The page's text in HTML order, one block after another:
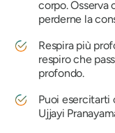
corpo. Osserva
perderne la
Respira più
respiro che
profondo.
Puoi esercitarti
Ujjayi